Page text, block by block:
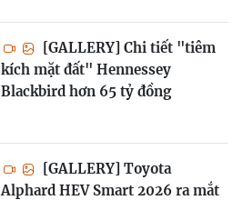
[GALLERY] Chi tiết "tiêm
kích mặt đất" Hennessey
Blackbird hơn 65 tỷ đồng
[GALLERY] Toyota
Alphard HEV Smart 2026 ra mắt